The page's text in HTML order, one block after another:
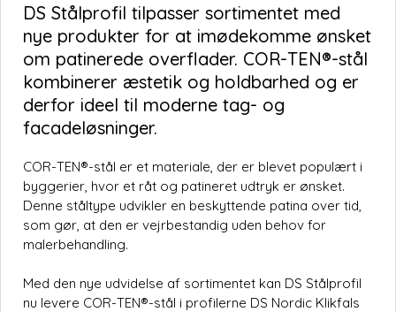
DS Stålprofil tilpasser sortimentet med
nye produkter for at imødekomme ønsket
om patinerede overflader. COR-TEN®-stål
kombinerer æstetik og holdbarhed og er
derfor ideel til moderne tag- og
facadeløsninger.
COR-TEN®-stål er et materiale, der er blevet populært i
byggerier, hvor et råt og patineret udtryk er ønsket.
Denne ståltype udvikler en beskyttende patina over tid,
som gør, at den er vejrbestandig uden behov for
malerbehandling.
Med den nye udvidelse af sortimentet kan DS Stålprofil
nu levere COR-TEN®-stål i profilerne DS Nordic Klikfals